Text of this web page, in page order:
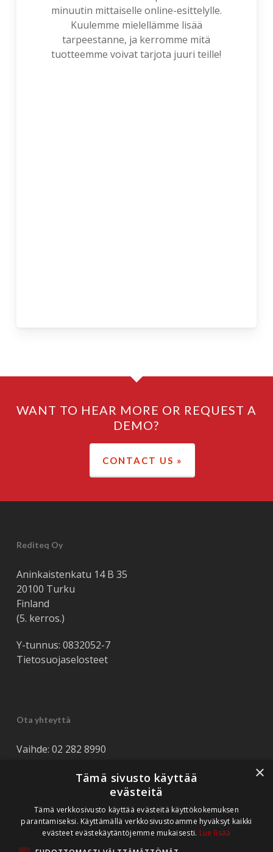
minuutin mittaiselle online-esittelylle.
Kuulemme mielellämme lisää
tarpeestanne, ja kerromme mitä
tuotteemme voivat tarjota juuri teille!
WANT TO HEAR MORE OR REQUEST A
DEMO?
CONTACT US »
Rediteq Oy
Aninkaistenkatu 14 B 35
20100 Turku
Finland
(5. kerros.)
Y-tunnus: 0832052-7
Tietosuojaselosteet
Ota yhteyttä
Vaihde: 02 282 8990
Tarjouspyynnöt: myynti(at)rediteq.fi
Tukipyynnöt: tuki(at)rediteq.fi
×
Tämä sivusto käyttää
evästeitä
Tämä verkkosivusto käyttää evästeitä käyttökokemuksen
parantamiseksi. Käyttämällä verkkosivustoamme hyväksyt kaikki
evästeet evästekäytäntöjemme mukaisesti. Lue lisää